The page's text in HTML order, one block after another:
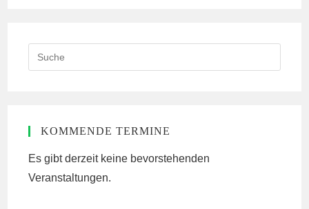
this
KOMMENDE TERMINE
Es gibt derzeit keine bevorstehenden
Veranstaltungen.